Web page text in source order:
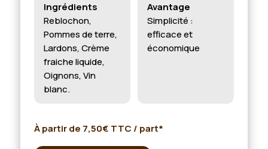
Ingrédients
Reblochon,
Pommes de terre,
Lardons, Crème
fraiche liquide,
Oignons, Vin
blanc.
Avantage
Simplicité :
efficace et
économique
À partir de 7,50€ TTC / part*